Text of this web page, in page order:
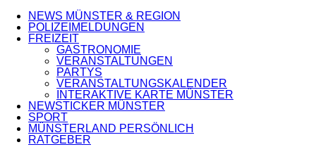
NEWS MÜNSTER & REGION
POLIZEIMELDUNGEN
FREIZEIT
GASTRONOMIE
VERANSTALTUNGEN
PARTYS
VERANSTALTUNGSKALENDER
INTERAKTIVE KARTE MÜNSTER
NEWSTICKER MÜNSTER
SPORT
MÜNSTERLAND PERSÖNLICH
RATGEBER
ANZEIGE